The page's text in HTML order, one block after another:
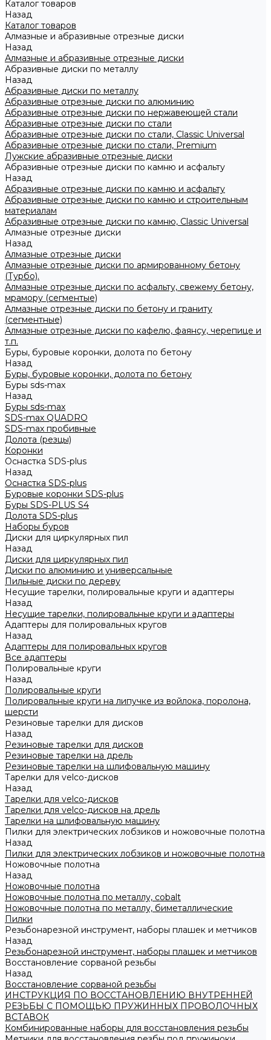
Каталог товаров
Назад
Каталог товаров
Алмазные и абразивные отрезные диски
Назад
Алмазные и абразивные отрезные диски
Абразивные диски по металлу
Назад
Абразивные диски по металлу
Абразивные отрезные диски по алюминию
Абразивные отрезные диски по нержавеющей стали
Абразивные отрезные диски по стали
Абразивные отрезные диски по стали, Classic Universal
Абразивные отрезные диски по стали, Premium
Лужские абразивные отрезные диски
Абразивные отрезные диски по камню и асфальту
Назад
Абразивные отрезные диски по камню и асфальту
Абразивные отрезные диски по камню и строительным
материалам
Абразивные отрезные диски по камню, Classic Universal
Алмазные отрезные диски
Назад
Алмазные отрезные диски
Алмазные отрезные диски по армированному бетону
(Турбо).
Алмазные отрезные диски по асфальту, свежему бетону,
мрамору (сегментые)
Алмазные отрезные диски по бетону и граниту
(сегментные)
Алмазные отрезные диски по кафелю, фаянсу, черепице и
т.п.
Буры, буровые коронки, долота по бетону
Назад
Буры, буровые коронки, долота по бетону
Буры sds-max
Назад
Буры sds-max
SDS-max QUADRO
SDS-max пробивные
Долота (резцы)
Коронки
Оснастка SDS-plus
Назад
Оснастка SDS-plus
Буровые коронки SDS-plus
Буры SDS-PLUS S4
Долота SDS-plus
Наборы буров
Диски для циркулярных пил
Назад
Диски для циркулярных пил
Диски по алюминию и универсальные
Пильные диски по дереву
Несущие тарелки, полировальные круги и адаптеры
Назад
Несущие тарелки, полировальные круги и адаптеры
Адаптеры для полировальных кругов
Назад
Адаптеры для полировальных кругов
Все адаптеры
Полировальные круги
Назад
Полировальные круги
Полировальные круги на липучке из войлока, поролона,
шерсти
Резиновые тарелки для дисков
Назад
Резиновые тарелки для дисков
Резиновые тарелки на дрель
Резиновые тарелки на шлифовальную машину
Тарелки для velco-дисков
Назад
Тарелки для velco-дисков
Тарелки для velco-дисков на дрель
Тарелки на шлифовальную машину
Пилки для электрических лобзиков и ножовочные полотна
Назад
Пилки для электрических лобзиков и ножовочные полотна
Ножовочные полотна
Назад
Ножовочные полотна
Ножовочные полотна по металлу, cobalt
Ножовочные полотна по металлу, биметаллические
Пилки
Резьбонарезной инструмент, наборы плашек и метчиков
Назад
Резьбонарезной инструмент, наборы плашек и метчиков
Восстановление сорваной резьбы
Назад
Восстановление сорваной резьбы
ИНСТРУКЦИЯ ПО ВОССТАНОВЛЕНИЮ ВНУТРЕННЕЙ
РЕЗЬБЫ С ПОМОЩЬЮ ПРУЖИННЫХ ПРОВОЛОЧНЫХ
ВСТАВОК
Комбинированные наборы для восстановления резьбы